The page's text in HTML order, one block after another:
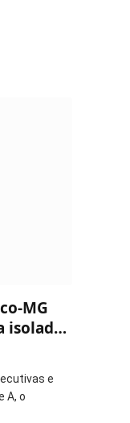
MG
isolada
e
A, o